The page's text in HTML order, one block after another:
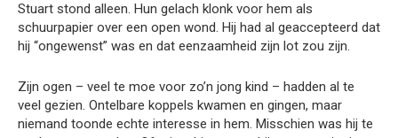
Stuart stond alleen. Hun gelach klonk voor hem als
schuurpapier over een open wond. Hij had al geaccepteerd dat
hij “ongewenst” was en dat eenzaamheid zijn lot zou zijn.
Zijn ogen – veel te moe voor zo’n jong kind – hadden al te
veel gezien. Ontelbare koppels kwamen en gingen, maar
niemand toonde echte interesse in hem. Misschien was hij te